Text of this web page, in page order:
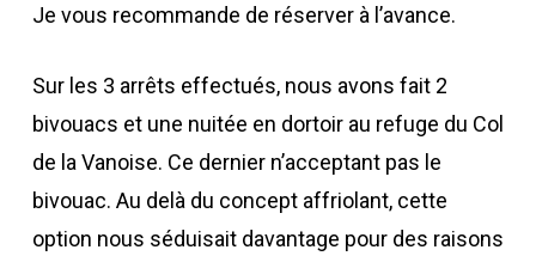
Je vous recommande de réserver à l’avance.
Sur les 3 arrêts effectués, nous avons fait 2
bivouacs et une nuitée en dortoir au refuge du Col
de la Vanoise. Ce dernier n’acceptant pas le
bivouac. Au delà du concept affriolant, cette
option nous séduisait davantage pour des raisons